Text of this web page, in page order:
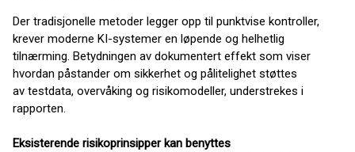
Der tradisjonelle metoder legger opp til punktvise kontroller,
krever moderne KI-systemer en løpende og helhetlig
tilnærming. Betydningen av dokumentert effekt som viser
hvordan påstander om sikkerhet og pålitelighet støttes
av testdata, overvåking og risikomodeller, understrekes i
rapporten.
Eksisterende risikoprinsipper kan benyttes